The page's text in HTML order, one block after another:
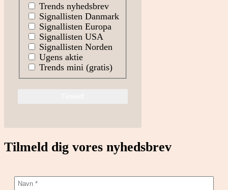
Trends nyhedsbrev
Signallisten Danmark
Signallisten Europa
Signallisten USA
Signallisten Norden
Ugens aktie
Trends mini (gratis)
Tilmeld dig vores nyhedsbrev